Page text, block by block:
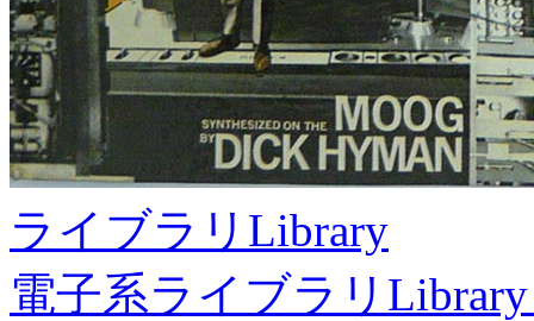
ライブラリ Library
電子系ライブラリ